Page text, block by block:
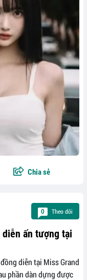
Chia sẻ
0 Theo dõi
ấn tượng tại
diễn tại Miss Grand
phần dàn dựng được